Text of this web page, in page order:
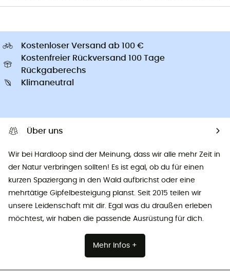
Kostenloser Versand ab 100 €
Kostenfreier Rückversand 100 Tage
Rückgaberechs
Klimaneutral
Über uns
Wir bei Hardloop sind der Meinung, dass wir alle mehr Zeit in
der Natur verbringen sollten! Es ist egal, ob du für einen
kurzen Spaziergang in den Wald aufbrichst oder eine
mehrtätige Gipfelbesteigung planst. Seit 2015 teilen wir
unsere Leidenschaft mit dir. Egal was du draußen erleben
möchtest, wir haben die passende Ausrüstung für dich.
Mehr Infos +